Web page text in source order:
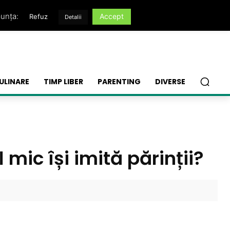
TIMP LIBER PARENTING DIVERSE
mic își imită părinții?
Refuz Detalii Accept